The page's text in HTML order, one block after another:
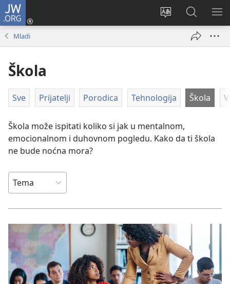
JW.ORG
Promeni
Prijava
(otvara
Pretraga
sajta
JW.ORG
Mladi
Škola
Sve Prijatelji Porodica Tehnologija Škola
Škola može ispitati koliko si jak u mentalnom,
emocionalnom i duhovnom pogledu. Kako da ti škola
ne bude noćna mora?